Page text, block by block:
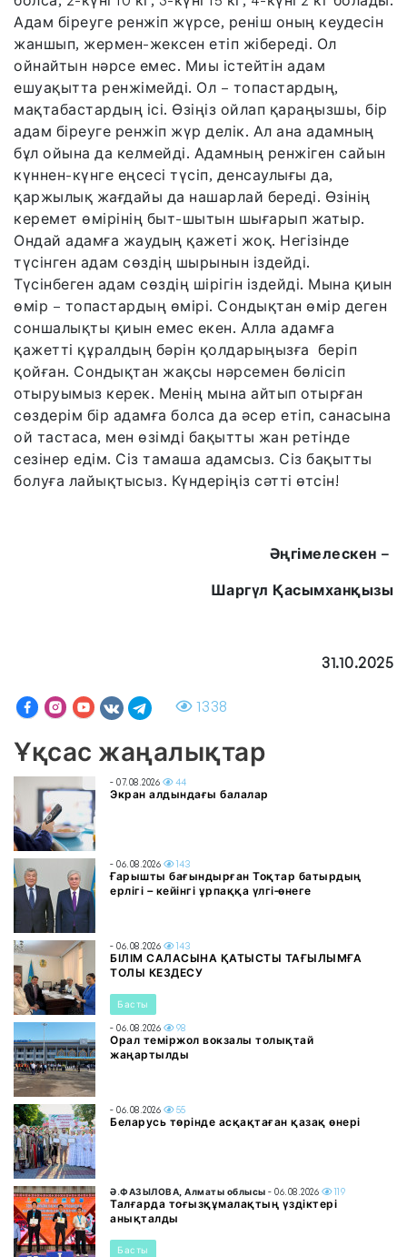
Адам біреуге ренжіп жүрсе, реніш оның кеудесін
жаншып, жермен-жексен етіп жібереді. Ол
ойнайтын нәрсе емес. Миы істейтін адам
ешуақытта ренжімейді. Ол – топастардың,
мақтабастардың ісі. Өзіңіз ойлап қараңызшы, бір
адам біреуге ренжіп жүр делік. Ал ана адамның
бұл ойына да келмейді. Адамның ренжіген сайын
күннен-күнге еңсесі түсіп, денсаулығы да,
қаржылық жағдайы да нашарлай береді. Өзінің
керемет өмірінің быт-шытын шығарып жатыр.
Ондай адамға жаудың қажеті жоқ. Негізінде
түсінген адам сөздің шырынын іздейді.
Түсінбеген адам сөздің шірігін іздейді. Мына қиын
өмір – топастардың өмірі. Сондықтан өмір деген
соншалықты қиын емес екен. Алла адамға
қажетті құралдың бәрін қолдарыңызға беріп
қойған. Сондықтан жақсы нәрсемен бөлісіп
отыруымыз керек. Менің мына айтып отырған
сөздерім бір адамға болса да әсер етіп, санасына
ой тастаса, мен өзімді бақытты жан ретінде
сезінер едім. Сіз тамаша адамсыз. Сіз бақытты
болуға лайықтысыз. Күндеріңіз сәтті өтсін!
Әңгімелескен –
Шаргүл Қасымханқызы
31.10.2025
1338
Ұқсас жаңалықтар
- 07.08.2026 44
Экран алдындағы балалар
- 06.08.2026 143
Ғарышты бағындырған Тоқтар батырдың
ерлігі – кейінгі ұрпаққа үлгі-өнеге
- 06.08.2026 143
БІЛІМ САЛАСЫНА ҚАТЫСТЫ ТАҒЫЛЫМҒА
ТОЛЫ КЕЗДЕСУ
Басты
- 06.08.2026 98
Орал теміржол вокзалы толықтай
жаңартылды
- 06.08.2026 55
Беларусь төрінде асқақтаған қазақ өнері
Ә.ФАЗЫЛОВА, Алматы облысы - 06.08.2026 119
Талғарда тоғызқұмалақтың үздіктері
анықталды
Басты